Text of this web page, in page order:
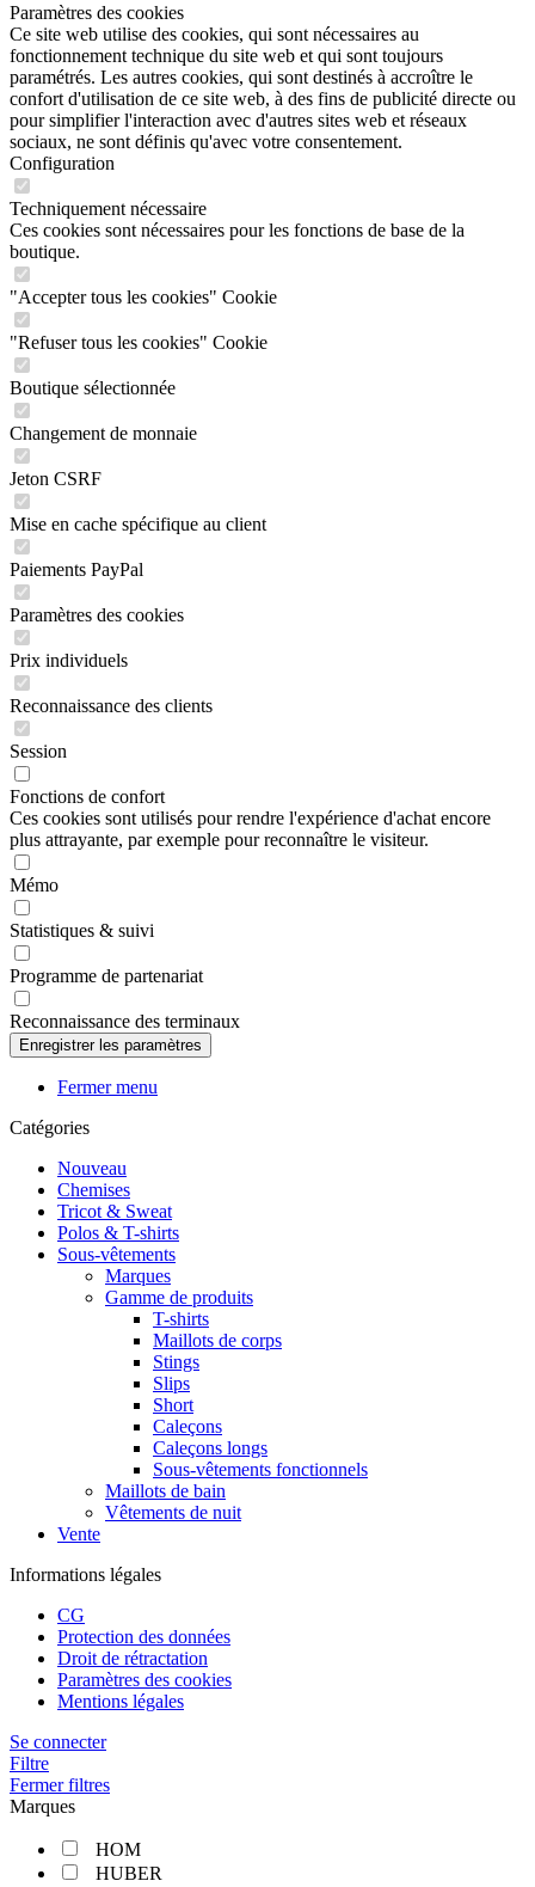
Paramètres des cookies
Ce site web utilise des cookies, qui sont nécessaires au
fonctionnement technique du site web et qui sont toujours
paramétrés. Les autres cookies, qui sont destinés à accroître le
confort d'utilisation de ce site web, à des fins de publicité directe ou
pour simplifier l'interaction avec d'autres sites web et réseaux
sociaux, ne sont définis qu'avec votre consentement.
Configuration
Techniquement nécessaire
Ces cookies sont nécessaires pour les fonctions de base de la
boutique.
"Accepter tous les cookies" Cookie
"Refuser tous les cookies" Cookie
Boutique sélectionnée
Changement de monnaie
Jeton CSRF
Mise en cache spécifique au client
Paiements PayPal
Paramètres des cookies
Prix individuels
Reconnaissance des clients
Session
Fonctions de confort
Ces cookies sont utilisés pour rendre l'expérience d'achat encore
plus attrayante, par exemple pour reconnaître le visiteur.
Mémo
Statistiques & suivi
Programme de partenariat
Reconnaissance des terminaux
Fermer menu
Catégories
Nouveau
Chemises
Tricot & Sweat
Polos & T-shirts
Sous-vêtements
Marques
Gamme de produits
T-shirts
Maillots de corps
Stings
Slips
Short
Caleçons
Caleçons longs
Sous-vêtements fonctionnels
Maillots de bain
Vêtements de nuit
Vente
Informations légales
CG
Protection des données
Droit de rétractation
Paramètres des cookies
Mentions légales
Se connecter
Filtre
Fermer filtres
Marques
HOM
HUBER